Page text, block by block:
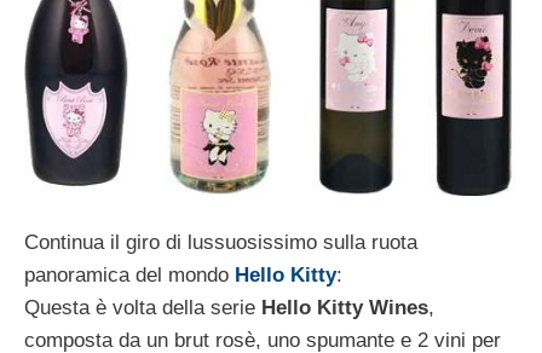
Continua il giro di lussuosissimo sulla ruota
panoramica del mondo Hello Kitty:
Questa è volta della serie Hello Kitty Wines,
composta da un brut rosè, uno spumante e 2 vini per